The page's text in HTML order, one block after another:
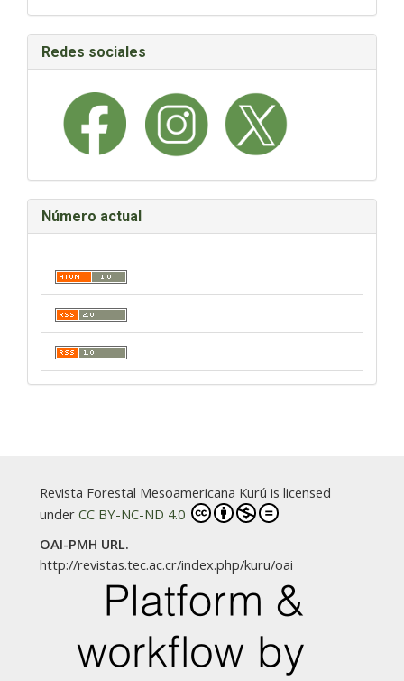
Redes sociales
Número actual
Revista Forestal Mesoamericana Kurú is licensed
underCC BY-NC-ND 4.0
OAI-PMH URL.
http://revistas.tec.ac.cr/index.php/kuru/oai